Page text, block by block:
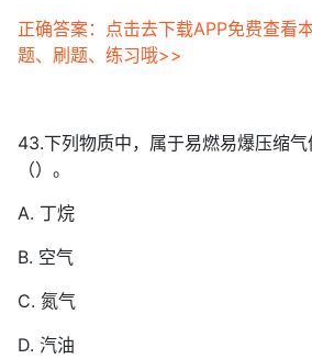
正确答案：点击去下载APP免费查看
题、刷题、练习哦>>
43.下列物质中，属于易燃易爆压缩
（）。
A. 丁烷
B. 空气
C. 氮气
D. 汽油